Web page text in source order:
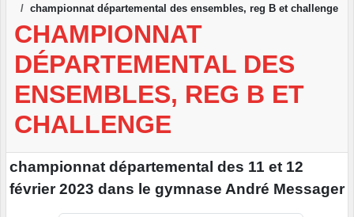
championnat départemental des ensembles, reg B et challenge
CHAMPIONNAT
DÉPARTEMENTAL DES
ENSEMBLES, REG B ET
CHALLENGE
championnat départemental des 11 et 12
février 2023 dans le gymnase André Messager